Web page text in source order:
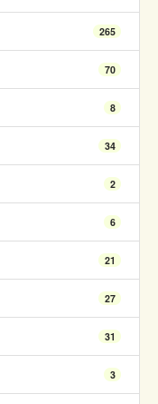
265
70
8
34
2
6
21
27
31
3